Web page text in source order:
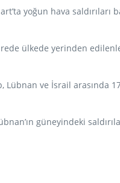
yoğun hava
ülkede yerinden
Lübnan ve İsrail arasında
güneyindeki